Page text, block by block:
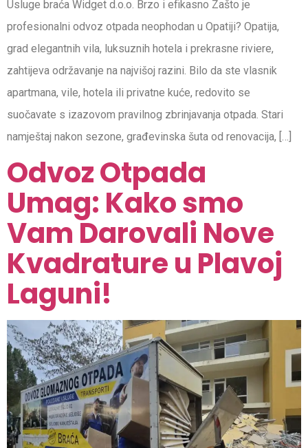
Usluge braća Widget d.o.o. Brzo i efikasno Zašto je
profesionalni odvoz otpada neophodan u Opatiji? Opatija,
grad elegantnih vila, luksuznih hotela i prekrasne riviere,
zahtijeva održavanje na najvišoj razini. Bilo da ste vlasnik
apartmana, vile, hotela ili privatne kuće, redovito se
suočavate s izazovom pravilnog zbrinjavanja otpada. Stari
namještaj nakon sezone, građevinska šuta od renovacija, […]
Odvoz Otpada
Umag: Kako smo
Vam Darovali Nove
Kvadrature u Plavoj
Laguni!